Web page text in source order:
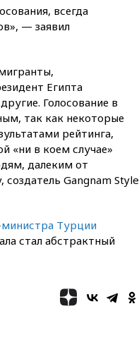
При атаке БПЛА в
В Аргентине умер отец
Лионеля Месси
14:43 Турция ограничила
в Черном море
Генпрокурором США
Пляжи Геленджика
для
туристов
Суд оставил под
всегда
— заявил
Египта
Голосование в
так как некоторые
рейтинга,
«ни в коем случае»
далеким от
Gangnam Style
Турции
стал абстрактный